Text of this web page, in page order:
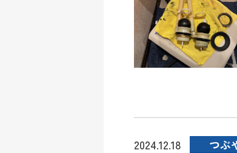
2024.12.18 つぶ